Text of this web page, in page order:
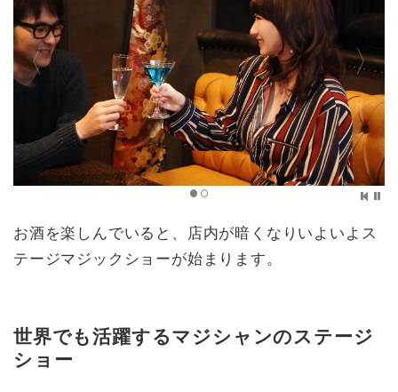
お酒を楽しんでいると、店内が暗くなりいよいよス
テージマジックショーが始まります。
世界でも活躍するマジシャンのステージ
ショー